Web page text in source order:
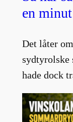
en minut
Det låter
sydtyrolske
hade dock